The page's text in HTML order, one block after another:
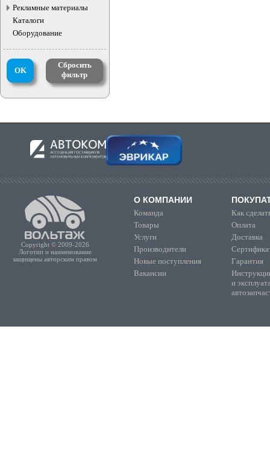
Рекламные материалы
Каталоги
Оборудование
OK
Сбросить
фильтр
Copyright © 2009-2026
Логотип и наименование
защищены авторским правом
О КОМПАНИИ
Команда
Товары
Услуги
Производители
Новые поступления
Вакансии
Как
Оплата
Доставка
Гарантия
и